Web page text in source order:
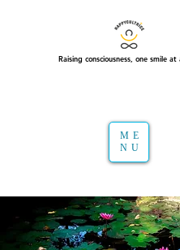
Raising consciousness, one smile
ME
NU